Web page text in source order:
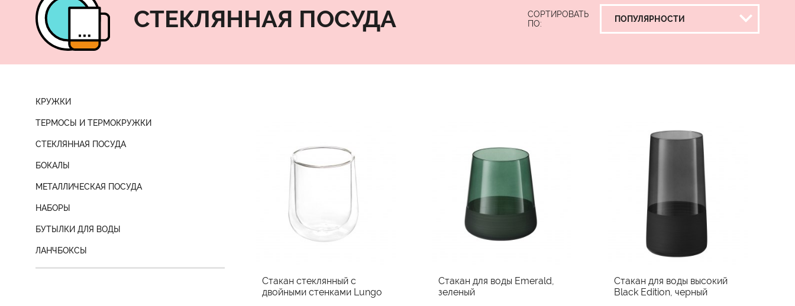
СТЕКЛЯННАЯ ПОСУДА
СОРТИРОВАТЬ
ПО:
КРУЖКИ
ТЕРМОСЫ И ТЕРМОКРУЖКИ
СТЕКЛЯННАЯ ПОСУДА
БОКАЛЫ
МЕТАЛЛИЧЕСКАЯ ПОСУДА
НАБОРЫ
БУТЫЛКИ ДЛЯ ВОДЫ
ЛАНЧБОКСЫ
Стакан стеклянный с
двойными стенками Lungo
Стакан для воды Emerald,
зеленый
Стакан для воды высокий
Black Edition, черный